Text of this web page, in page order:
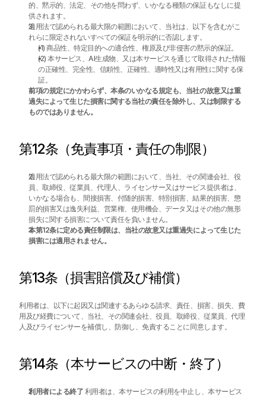
的、黙示的、法定、その他を問わず、いかなる種類の保証もなしに提
供されます。
適用法で認められる最大限の範囲において、当社は、以下を含むがこ
れらに限定されないすべての保証を明示的に否認します。
(1) 商品性、特定目的への適合性、権原及び非侵害の黙示的保証。
(2) 本サービス、AI生成物、又は本サービスを通じて取得された情報
の正確性、完全性、信頼性、正確性、適時性又は有用性に関する保
証。
前項の規定にかかわらず、本条のいかなる規定も、当社の故意又は重
過失によって生じた損害に関する当社の責任を除外し、又は制限する
ものではありません。
第12条（免責事項・責任の制限）
適用法で認められる最大限の範囲において、当社、その関連会社、役
員、取締役、従業員、代理人、ライセンサー又はサービス提供者は、
いかなる場合も、間接損害、付随的損害、特別損害、結果的損害、懲
罰的損害又は逸失利益、営業権、使用機会、データ又はその他の無形
損失に関する損害について責任を負いません。
本第12条に定める責任制限は、当社の故意又は重過失によって生じた
損害には適用されません。
第13条（損害賠償及び補償）
利用者は、以下に起因又は関連するあらゆる請求、責任、損害、損失、費
用及び経費について、当社、その関連会社、役員、取締役、従業員、代理
人及びライセンサーを補償し、防御し、免責することに同意します。
第14条（本サービスの中断・終了）
利用者による終了 利用者は、本サービスの利用を中止し、本サービス